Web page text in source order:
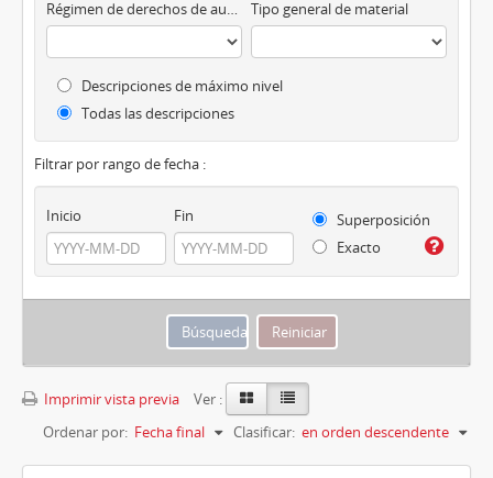
Régimen de derechos de autor Tipo general de material
Descripciones de máximo nivel
Todas las descripciones
Filtrar por rango de fecha :
Inicio Fin
Superposición
Exacto
Imprimir vista previa
Ver :
Ordenar por: Fecha final Clasificar: en orden descendente